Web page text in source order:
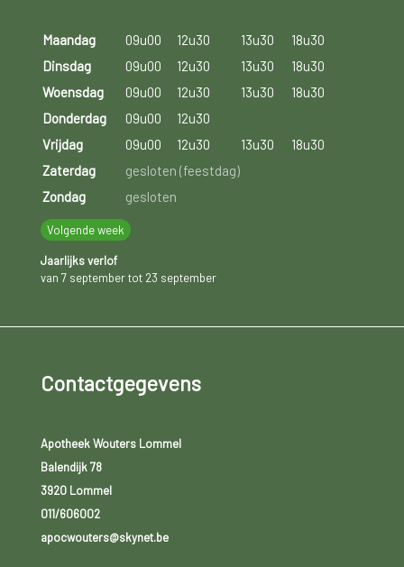
Maandag 09u00 12u30 13u30
18u30
Dinsdag
09u00 12u30 13u30
18u30
Woensdag
09u00 12u30 13u30
18u30
Donderdag
09u00
12u30
Vrijdag
09u00 12u30 13u30
18u30
Zaterdag
gesloten (feestdag)
Zondag
gesloten
Volgende week
Jaarlijks verlof
van 7 september tot 23 september
Contactgegevens
Apotheek Wouters Lommel
Balendijk 78
3920 Lommel
011/606002
apocwouters@skynet.be